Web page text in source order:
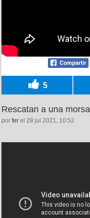
5
Rescatan a una
por fer el 28 jul 2021, 10:52